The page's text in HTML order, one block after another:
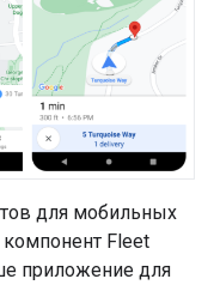
для мобильных
Fleet
приложение для